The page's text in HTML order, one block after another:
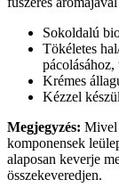
Sokoldalú
Tökéletes
pácolásához,
Krémes
Kézzel
Megjegyzés: Mivel
komponensek
alaposan keverje
összekeveredjen.